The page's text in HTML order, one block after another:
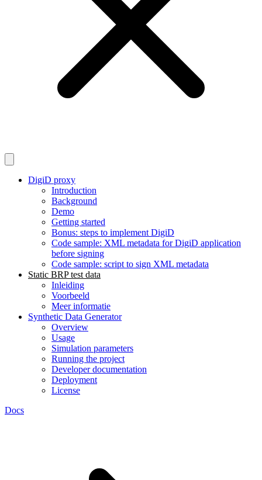
DigiD proxy
Introduction
Background
Demo
Getting started
Bonus: steps to implement DigiD
Code sample: XML metadata for DigiD application
before signing
Code sample: script to sign XML metadata
Static BRP test data
Inleiding
Voorbeeld
Meer informatie
Synthetic Data Generator
Overview
Usage
Simulation parameters
Running the project
Developer documentation
Deployment
License
Docs